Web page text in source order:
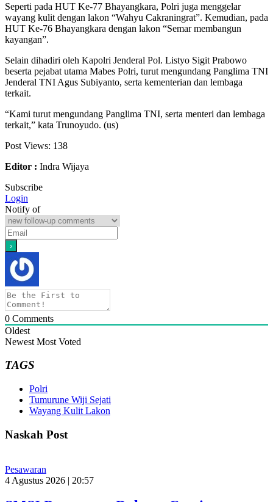
Seperti pada HUT Ke-77 Bhayangkara, Polri juga menggelar
wayang kulit dengan lakon “Wahyu Cakraningrat”. Kemudian, pada
HUT Ke-76 Bhayangkara dengan lakon “Semar membangun
kayangan”.
Selain dihadiri oleh Kapolri Jenderal Pol. Listyo Sigit Prabowo
beserta pejabat utama Mabes Polri, turut mengundang Panglima TNI
Jenderal TNI Agus Subiyanto, serta kementerian dan lembaga
terkait.
“Kami turut mengundang Panglima TNI, serta menteri dan lembaga
terkait,” kata Trunoyudo. (us)
Post Views: 138
Editor : Indra Wijaya
Subscribe
Login
Notify of
0 Comments
Oldest
Newest Most Voted
TAGS
Polri
Tumurune Wiji Sejati
Wayang Kulit Lakon
Naskah Post
Pesawaran
4 Agustus 2026 | 20:57